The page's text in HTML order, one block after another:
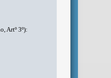
Artº 3º):